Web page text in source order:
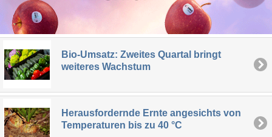
Bio-Umsatz: Zweites Quartal bringt
weiteres Wachstum
Herausfordernde Ernte angesichts von
Temperaturen bis zu 40 °C